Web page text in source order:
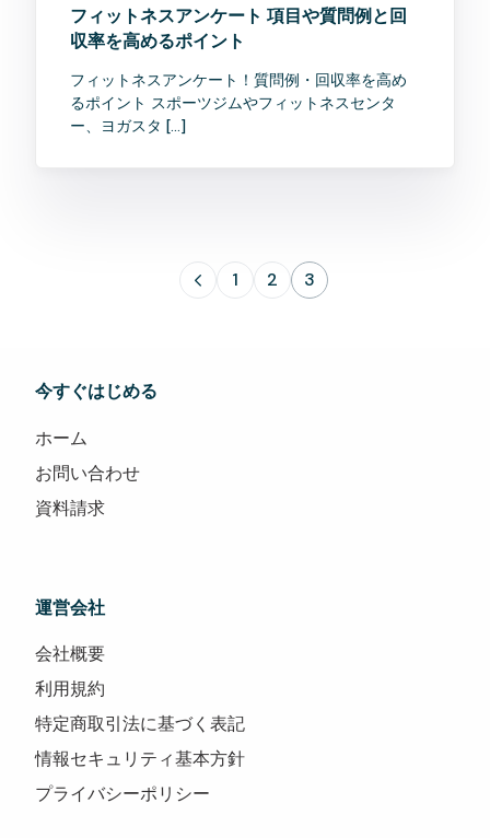
フィットネスアンケート 項目や質問例と回
収率を高めるポイント
フィットネスアンケート！質問例・回収率を高め
るポイント スポーツジムやフィットネスセンタ
ー、ヨガスタ […]
1 2 3
今すぐはじめる
ホーム
お問い合わせ
資料請求
運営会社
会社概要
利用規約
特定商取引法に基づく表記
情報セキュリティ基本方針
プライバシーポリシー